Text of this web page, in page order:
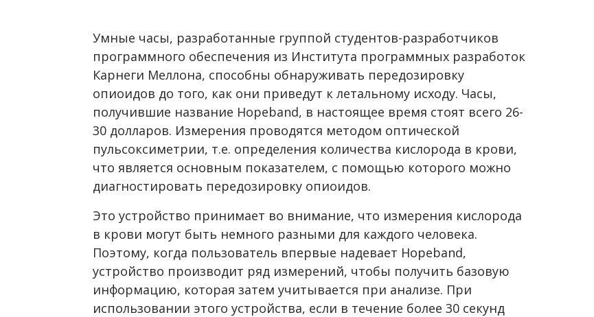
Умные часы, разработанные группой студентов-разработчиков
программного обеспечения из Института программных разработок
Карнеги Меллона, способны обнаруживать передозировку
опиоидов до того, как они приведут к летальному исходу. Часы,
получившие название Hopeband, в настоящее время стоят всего 26-
30 долларов. Измерения проводятся методом оптической
пульсоксиметрии, т.е. определения количества кислорода в крови,
что является основным показателем, с помощью которого можно
диагностировать передозировку опиоидов.
Это устройство принимает во внимание, что измерения кислорода
в крови могут быть немного разными для каждого человека.
Поэтому, когда пользователь впервые надевает Hopeband,
устройство производит ряд измерений, чтобы получить базовую
информацию, которая затем учитывается при анализе. При
использовании этого устройства, если в течение более 30 секунд